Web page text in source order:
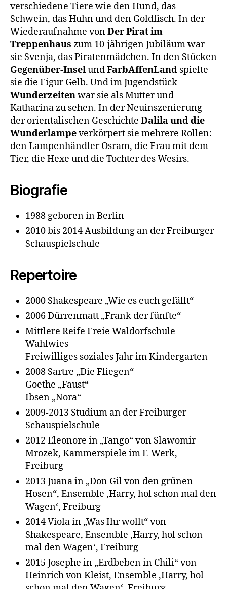
verschiedene Tiere wie den Hund, das
Schwein, das Huhn und den Goldfisch. In der
Wiederaufnahme vonDer Pirat im
Treppenhaus zum 10-jährigen Jubiläum war
sie Svenja, das Piratenmädchen. In den Stücken
Gegenüber-InselundFarbAffenLand spielte
sie die Figur Gelb. Und im Jugendstück
Wunderzeitenwar sie als Mutter und
Katharina zu sehen. In der Neuinszenierung
der orientalischen Geschichte Dalila und die
Wunderlampeverkörpert sie mehrere Rollen:
den Lampenhändler Osram, die Frau mit dem
Tier, die Hexe und die Tochter des Wesirs.
Biografie
1988 geboren in Berlin
2010 bis 2014 Ausbildung an der Freiburger
Schauspielschule
Repertoire
2000 Shakespeare „Wie es euch gefällt“
2006 Dürrenmatt „Frank der fünfte“
Mittlere Reife Freie Waldorfschule
Wahlwies
Freiwilliges soziales Jahr im Kindergarten
2008 Sartre „Die Fliegen“
Goethe „Faust“
Ibsen „Nora“
2009-2013 Studium an der Freiburger
Schauspielschule
2012 Eleonore in „Tango“ von Slawomir
Mrozek, Kammerspiele im E-Werk,
Freiburg
2013 Juana in „Don Gil von den grünen
Hosen“, Ensemble ‚Harry, hol schon mal den
Wagen‘, Freiburg
2014 Viola in „Was Ihr wollt“ von
Shakespeare, Ensemble ‚Harry, hol schon
mal den Wagen‘, Freiburg
2015 Josephe in „Erdbeben in Chili“ von
Heinrich von Kleist, Ensemble ‚Harry, hol